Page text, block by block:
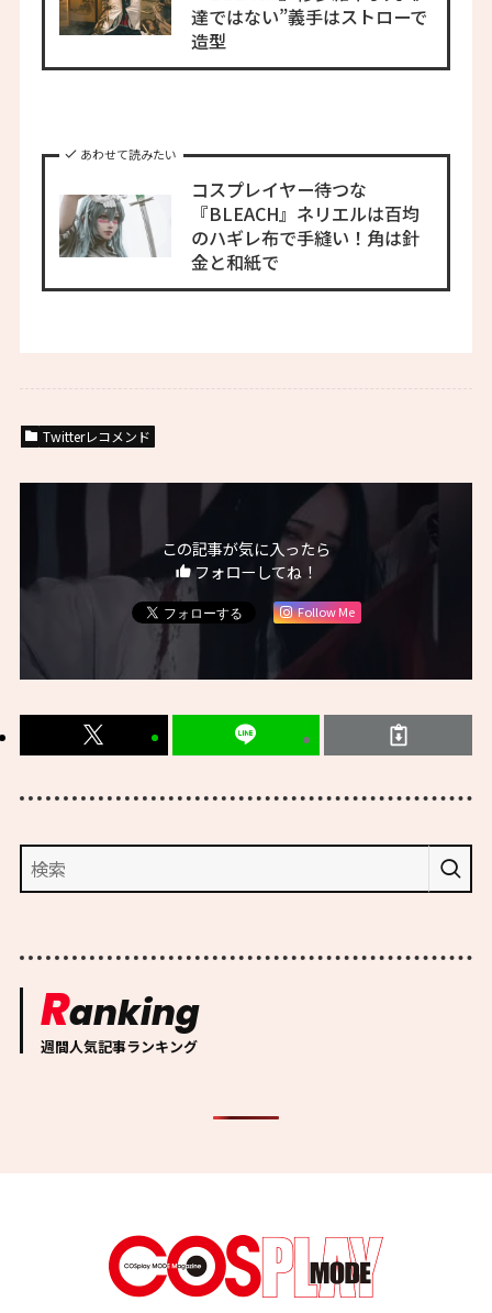
達ではない”義手はストローで
造型
あわせて読みたい
コスプレイヤー待つな
『BLEACH』ネリエルは百均
のハギレ布で手縫い！角は針
金と和紙で
Twitterレコメンド
この記事が気に入ったら
フォローしてね！
Follow Me
Ranking
週間人気記事ランキング